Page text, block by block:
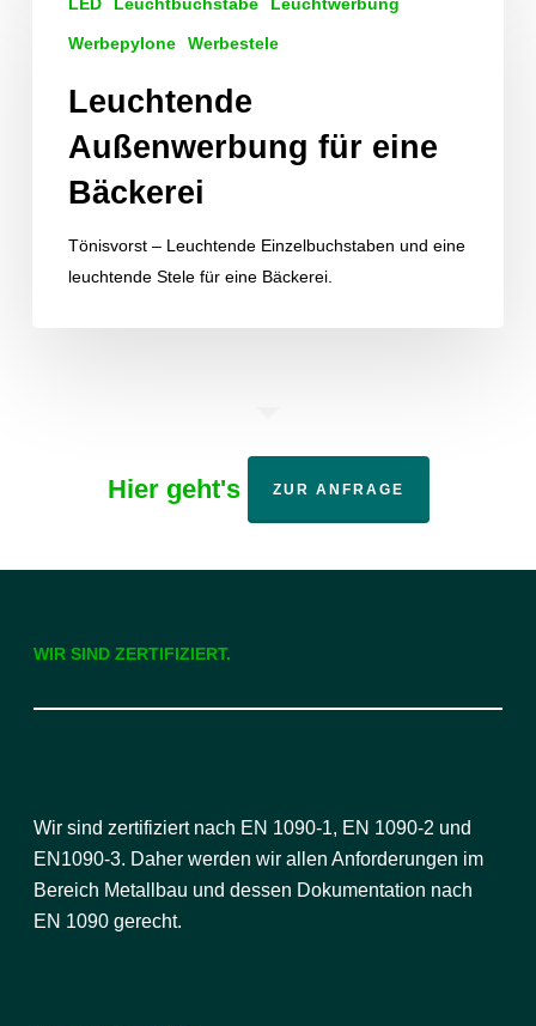
Außenwerbung
Bäckerei
Werbepylone Werbestele
Leuchtende
Außenwerbung für eine
Bäckerei
Tönisvorst – Leuchtende Einzelbuchstaben und eine
leuchtende Stele für eine Bäckerei.
Hier geht's ZUR ANFRAGE
WIR SIND ZERTIFIZIERT.
Wir sind zertifiziert nach EN 1090-1, EN 1090-2 und
EN1090-3. Daher werden wir allen Anforderungen im
Bereich Metallbau und dessen Dokumentation nach
EN 1090 gerecht.